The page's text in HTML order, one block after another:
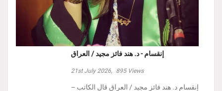
إنقسام - د. هند فائز مجيد / العراق
21st July 2026, 895Views
إنقسام د. هند فائز مجيد / العراق ‏قال الكاتب –